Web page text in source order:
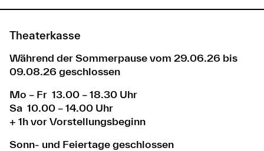
Theaterkasse
Während der Sommerpause vom 29.06.26 bis
09.08.26 geschlossen
Mo – Fr 13.00 – 18.30 Uhr
Sa 10.00 – 14.00 Uhr
+ 1h vor Vorstellungsbeginn
Sonn- und Feiertage geschlossen